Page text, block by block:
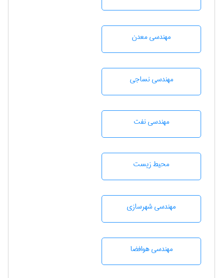
مهندسی معدن
مهندسي نساجی
مهندسی نفت
محيط زيست
مهندسی شهرسازی
مهندسی هوافضا